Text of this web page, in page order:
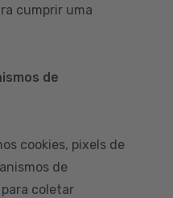
cumprir uma
de
cookies, pixels de
de
coletar